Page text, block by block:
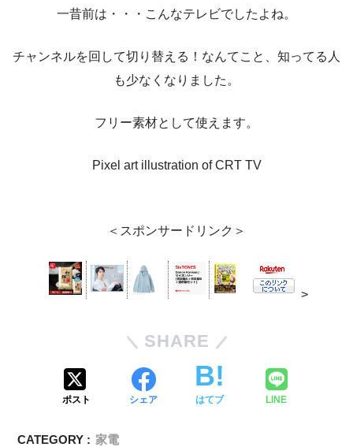
一昔前は・・・こんなテレビでしたよね。
チャンネルを回して切り替える！なんてこと、知ってる人
も少なくなりました。
フリー素材として使えます。
Pixel art illustration of CRT TV
＜スポンサードリンク＞
>
SHARE
ポスト シェア はてブ LINE
CATEGORY : 家電